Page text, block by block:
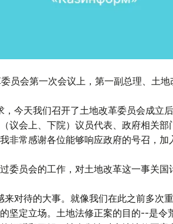
员会第一次会议上，第一副总理、土
今天我们召开了土地改革委员会成立
议会上、下院）议员代表、政府相关
非常感谢各位能够响应政府的号召，
委员会的工作，对土地改革这一事关
对待的大事。就像我们在此之前多次
坚定立场。土地法修正案的目的--是令